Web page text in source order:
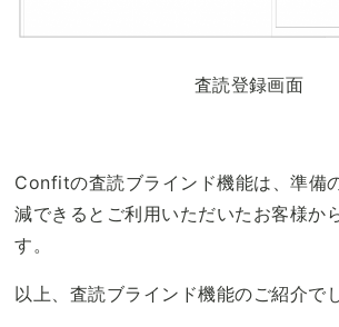
査読登録画面
Confitの査読ブラインド機能は、準備
減できるとご利用いただいたお客様か
す。
以上、査読ブラインド機能のご紹介でし